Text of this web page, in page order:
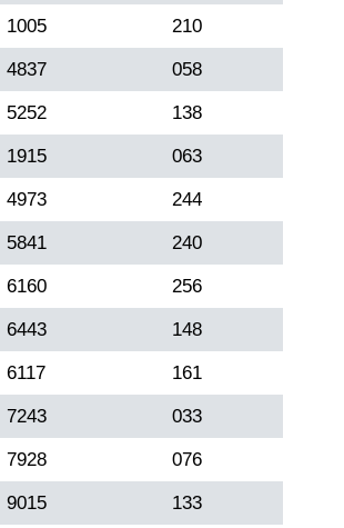
1005 210
4837 058
5252 138
1915 063
4973 244
5841 240
6160 256
6443 148
6117 161
7243 033
7928 076
9015 133